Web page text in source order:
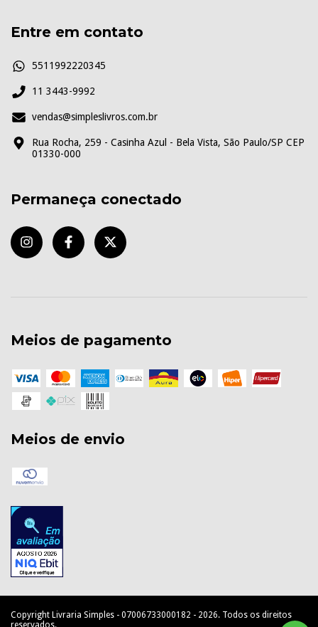
Entre em contato
5511992220345
11 3443-9992
vendas@simpleslivros.com.br
Rua Rocha, 259 - Casinha Azul - Bela Vista, São Paulo/SP CEP
01330-000
Permaneça conectado
Meios de pagamento
Meios de envio
Copyright Livraria Simples - 07006733000182 - 2026. Todos os direitos